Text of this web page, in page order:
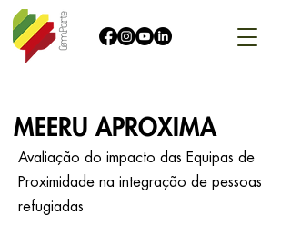
MEERU APROXIMA
Avaliação do impacto das Equipas de
Proximidade na integração de pessoas
refugiadas